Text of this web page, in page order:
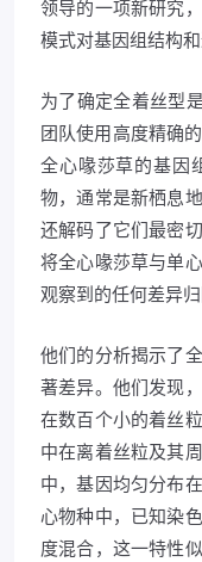
领导的一项新研究
模式对基因组结构
为了确定全着丝型
团队使用高度精确
全心喙莎草的基因
物，通常是新栖息
还解码了它们最密
将全心喙莎草与单
观察到的任何差异
他们的分析揭示了
著差异。他们发现
在数百个小的着丝
中在离着丝粒及其
中，基因均匀分布
心物种中，已知染
度混合，这一特性